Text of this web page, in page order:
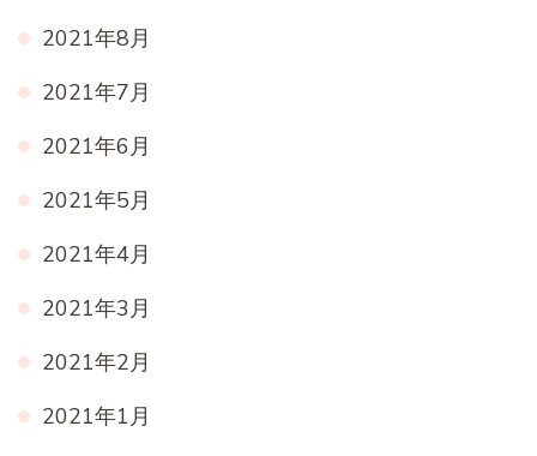
2021年8月
2021年7月
2021年6月
2021年5月
2021年4月
2021年3月
2021年2月
2021年1月